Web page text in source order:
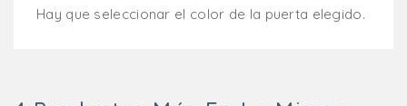
Hay que seleccionar el color de la puerta elegido.